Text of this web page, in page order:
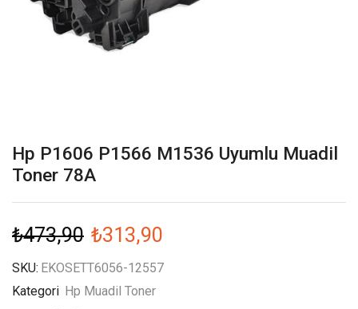
Hp P1606 P1566 M1536 Uyumlu Muadil
Toner 78A
₺473,90 ₺313,90
SKU: EKOSETT6056-12557
Kategori Hp Muadil Toner